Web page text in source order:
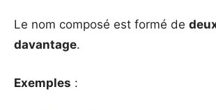
Le nom composé est formé de
davantage.
Exemples :